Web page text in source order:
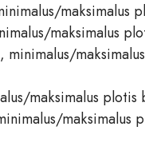
maksimalus
maksimalus
maksimalus plotis
maksimalus